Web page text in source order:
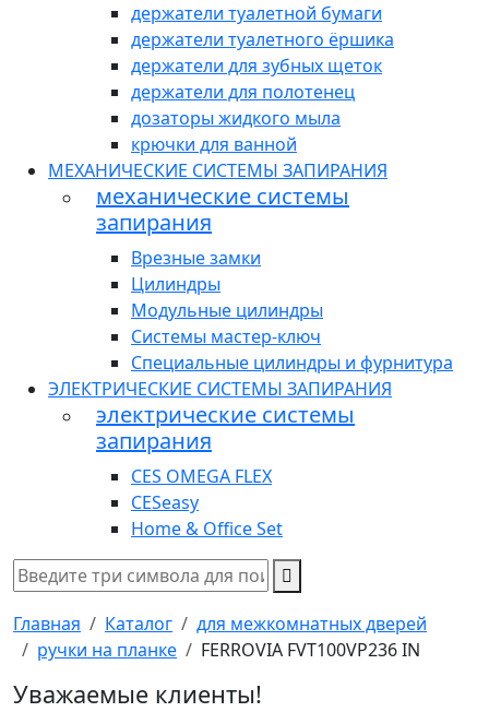
держатели туалетной бумаги
держатели туалетного ёршика
держатели для зубных щеток
держатели для полотенец
дозаторы жидкого мыла
крючки для ванной
МЕХАНИЧЕСКИЕ СИСТЕМЫ ЗАПИРАНИЯ
механические системы
запирания
Врезные замки
Цилиндры
Модульные цилиндры
Системы мастер-ключ
Специальные цилиндры и фурнитура
ЭЛЕКТРИЧЕСКИЕ СИСТЕМЫ ЗАПИРАНИЯ
электрические системы
запирания
CES OMEGA FLEX
CESeasy
Home & Office Set
Главная Каталог
для межкомнатных дверей
ручки на планке
FERROVIA FVT100VP236 IN
Уважаемые клиенты!